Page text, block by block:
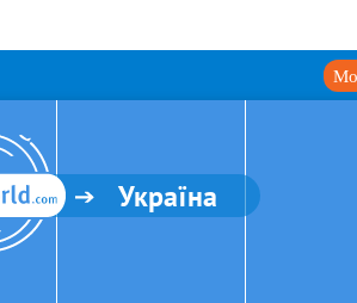
Україна